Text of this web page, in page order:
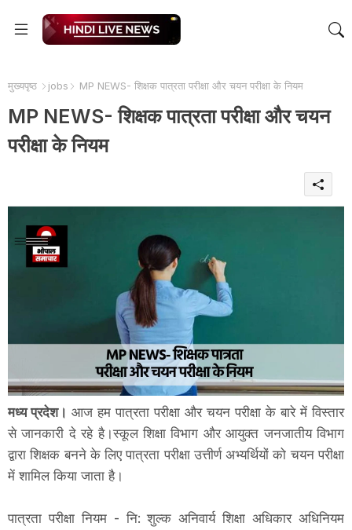
मुख्यपृष्ठ jobs MP NEWS- शिक्षक पात्रता परीक्षा और चयन परीक्षा के नियम
MP NEWS- शिक्षक पात्रता परीक्षा और चयन
परीक्षा के नियम
मध्य प्रदेश। आज हम पात्रता परीक्षा और चयन परीक्षा के बारे में विस्तार
से जानकारी दे रहे है।स्कूल शिक्षा विभाग और आयुक्त जनजातीय विभाग
द्वारा शिक्षक बनने के लिए पात्रता परीक्षा उत्तीर्ण अभ्यर्थियों को चयन परीक्षा
में शामिल किया जाता है।
पात्रता परीक्षा नियम - नि: शुल्क अनिवार्य शिक्षा अधिकार अधिनियम